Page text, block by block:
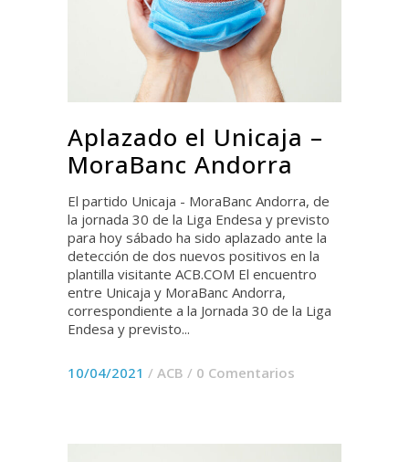
Aplazado el Unicaja –
MoraBanc Andorra
El partido Unicaja - MoraBanc Andorra, de
la jornada 30 de la Liga Endesa y previsto
para hoy sábado ha sido aplazado ante la
detección de dos nuevos positivos en la
plantilla visitante ACB.COM El encuentro
entre Unicaja y MoraBanc Andorra,
correspondiente a la Jornada 30 de la Liga
Endesa y previsto...
10/04/2021 / ACB / 0 Comentarios